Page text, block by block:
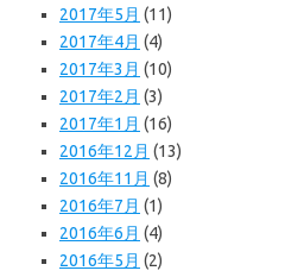
2017年5月 (11)
2017年4月 (4)
2017年3月 (10)
2017年2月 (3)
2017年1月 (16)
2016年12月 (13)
2016年11月 (8)
2016年7月 (1)
2016年6月 (4)
2016年5月 (2)